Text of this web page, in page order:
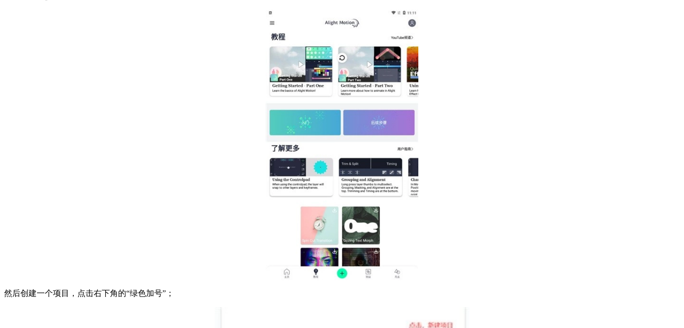
然后创建一个项目，点击右下角的“绿色加号”；